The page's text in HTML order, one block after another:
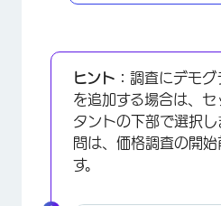
ヒント： 調査にデモグ
を追加する場合は、セ
タントの下部で選択
問は、価格調査の開
す。